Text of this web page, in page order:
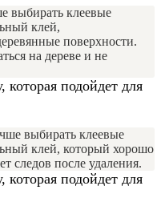
выбирать клеевые
клей,
поверхности.
на дереве и не
которая подойдет для
выбирать клеевые
клей, который хорошо
следов после удаления.
которая подойдет для